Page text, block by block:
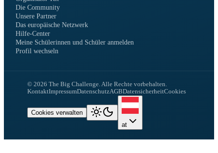
Die Community
Unsere Partner
Das europäische Netzwerk
Hilfe-Center
Meine Schülerinnen und Schüler anmelden
Profil wechseln
© 2026 The Big Challenge.Alle Rechte vorbehalten.
KontaktImpressumDatenschutzAGBDatensicherheitCookies
Cookies verwalten
at